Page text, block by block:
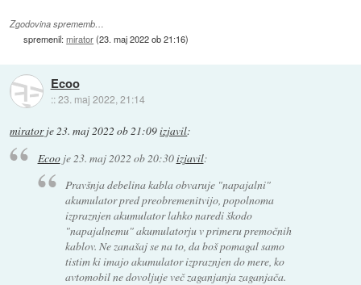
Zgodovina sprememb…
spremenil:mirator(23. maj 2022 ob 21:16)
Ecoo
::23. maj 2022, 21:14
miratorje23. maj 2022 ob 21:09izjavil:
Ecooje23. maj 2022 ob 20:30izjavil:
Pravšnja debelina kabla obvaruje "napajalni"
akumulator pred preobremenitvijo, popolnoma
izpraznjen akumulator lahko naredi škodo
"napajalnemu" akumulatorju v primeru premočnih
kablov. Ne zanašaj se na to, da boš pomagal samo
tistim ki imajo akumulator izpraznjen do mere, ko
avtomobil ne dovoljuje več zaganjanja zaganjača.